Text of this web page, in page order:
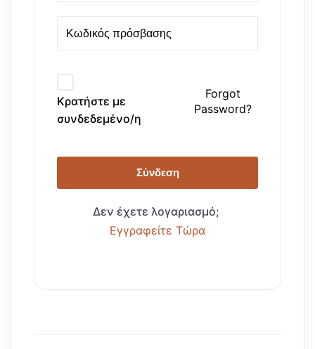
Κρατήστε με
συνδεδεμένο/η
Forgot
Password?
Σύνδεση
Δεν έχετε λογαριασμό;
Εγγραφείτε Τώρα